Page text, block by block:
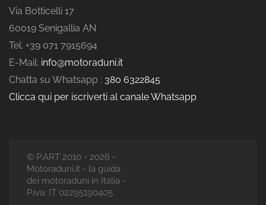
Via Botticelli 17
60019 Senigallia AN
Tel. +39 071 7915694
E-Mail: info@motoraduni.it
Chatta su Whatsapp : 380 6322845
Clicca qui per iscriverti al canale Whatsapp
© P.ART 2010 - 2026 -
Motoraduni.it - la guida
dei motoraduni in Italia -
P.iva: IT 02295190405